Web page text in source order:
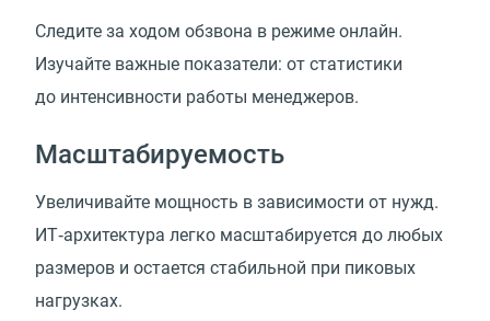
Следите за ходом обзвона в режиме онлайн.
Изучайте важные показатели: от статистики
до интенсивности работы менеджеров.
Масштабируемость
Увеличивайте мощность в зависимости от нужд.
ИТ‑архитектура легко масштабируется до любых
размеров и остается стабильной при пиковых
нагрузках.